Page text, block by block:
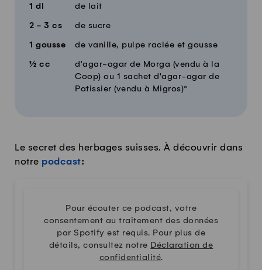
1 dl de lait
2 - 3 cs de sucre
1 gousse de vanille, pulpe raclée et gousse
½ cc
d'agar-agar de Morga (vendu à la
Coop) ou 1 sachet d'agar-agar de
Patissier (vendu à Migros)*
Le secret des herbages suisses. À découvrir dans
notre podcast:
Pour écouter ce podcast, votre
consentement au traitement des données
par Spotify est requis. Pour plus de
détails, consultez notre Déclaration de
confidentialité.